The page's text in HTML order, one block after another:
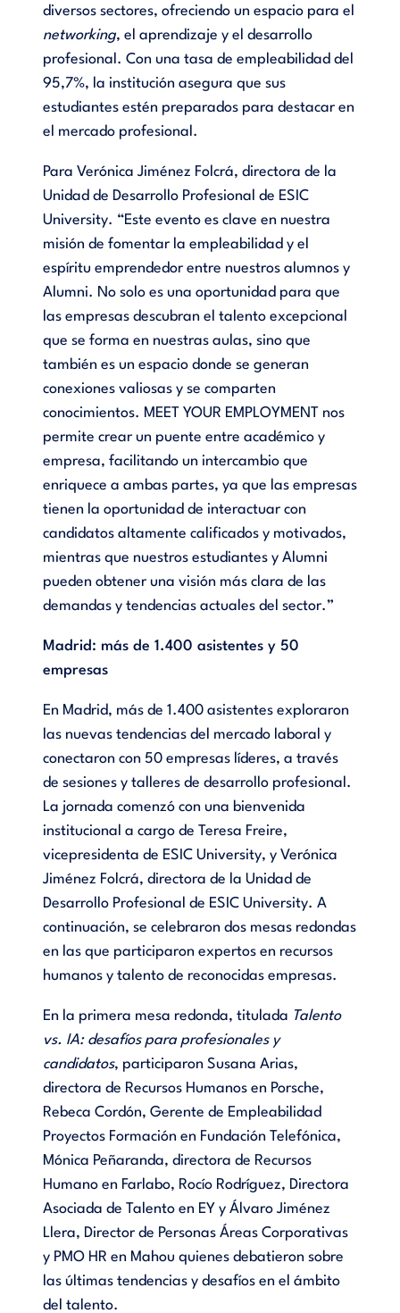
diversos sectores, ofreciendo un espacio para el
networking, el aprendizaje y el desarrollo
profesional. Con una tasa de empleabilidad del
95,7%, la institución asegura que sus
estudiantes estén preparados para destacar en
el mercado profesional.
Para Verónica Jiménez Folcrá, directora de la
Unidad de Desarrollo Profesional de ESIC
University. “Este evento es clave en nuestra
misión de fomentar la empleabilidad y el
espíritu emprendedor entre nuestros alumnos y
Alumni. No solo es una oportunidad para que
las empresas descubran el talento excepcional
que se forma en nuestras aulas, sino que
también es un espacio donde se generan
conexiones valiosas y se comparten
conocimientos. MEET YOUR EMPLOYMENT nos
permite crear un puente entre académico y
empresa, facilitando un intercambio que
enriquece a ambas partes, ya que las empresas
tienen la oportunidad de interactuar con
candidatos altamente calificados y motivados,
mientras que nuestros estudiantes y Alumni
pueden obtener una visión más clara de las
demandas y tendencias actuales del sector.”
Madrid: más de 1.400 asistentes y 50
empresas
En Madrid, más de 1.400 asistentes exploraron
las nuevas tendencias del mercado laboral y
conectaron con 50 empresas líderes, a través
de sesiones y talleres de desarrollo profesional.
La jornada comenzó con una bienvenida
institucional a cargo de Teresa Freire,
vicepresidenta de ESIC University, y Verónica
Jiménez Folcrá, directora de la Unidad de
Desarrollo Profesional de ESIC University. A
continuación, se celebraron dos mesas redondas
en las que participaron expertos en recursos
humanos y talento de reconocidas empresas.
En la primera mesa redonda, titulada Talento
vs. IA: desafíos para profesionales y
candidatos, participaron Susana Arias,
directora de Recursos Humanos en Porsche,
Rebeca Cordón, Gerente de Empleabilidad
Proyectos Formación en Fundación Telefónica,
Mónica Peñaranda, directora de Recursos
Humano en Farlabo, Rocío Rodríguez, Directora
Asociada de Talento en EY y Álvaro Jiménez
Llera, Director de Personas Áreas Corporativas
y PMO HR en Mahou quienes debatieron sobre
las últimas tendencias y desafíos en el ámbito
del talento.